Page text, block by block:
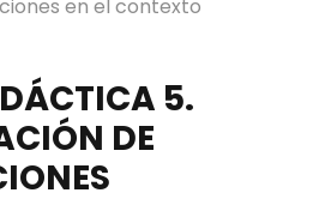
en el contexto
5.
DE